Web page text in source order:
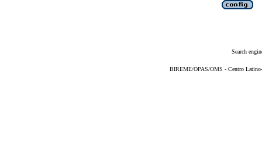
Search
BIREME/OPAS/OMS - Centro Latino-